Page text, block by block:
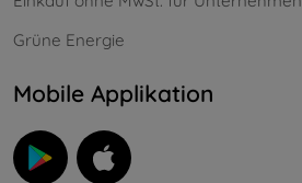
Grüne Energie
Mobile Applikation